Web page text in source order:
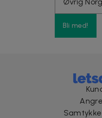
Bli med!